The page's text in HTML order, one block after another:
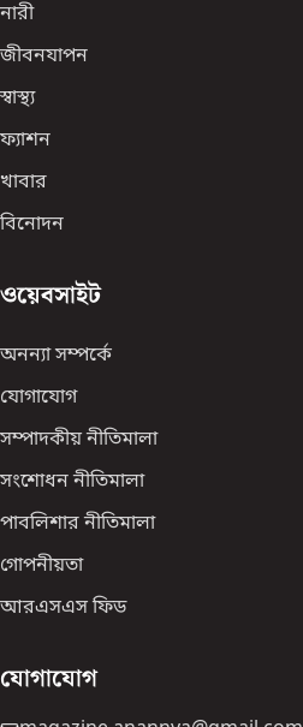
নারী
জীবনযাপন
স্বাস্থ্য
ফ্যাশন
খাবার
বিনোদন
ওয়েবসাইট
অনন্যা সম্পর্কে
যোগাযোগ
সম্পাদকীয় নীতিমালা
সংশোধন নীতিমালা
পাবলিশার নীতিমালা
গোপনীয়তা
আরএসএস ফিড
যোগাযোগ